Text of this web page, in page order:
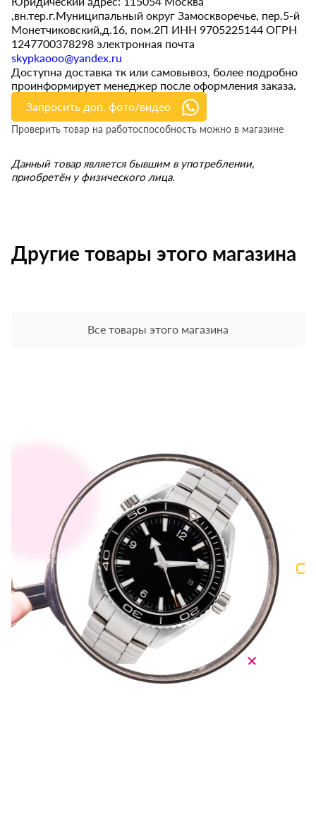
,вн.тер.г.Муниципальный округ Замоскворечье, пер.5-й
Монетчиковский,д.16, пом.2П ИНН 9705225144 ОГРН
1247700378298 электронная почта
skypkaooo@yandex.ru
Доступна доставка тк или самовывоз, более подробно
проинформирует менеджер после оформления заказа.
Запросить доп. фото/видео
Проверить товар на работоспособность можно в магазине
Данный товар является бывшим в употреблении,
приобретён у физического лица.
Другие товары этого магазина
Все товары этого магазина